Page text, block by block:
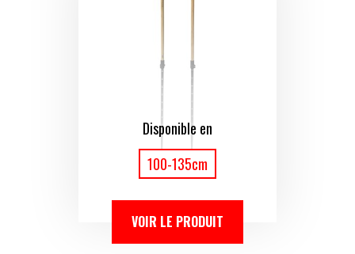
Disponible en
100-135cm
VOIR LE PRODUIT